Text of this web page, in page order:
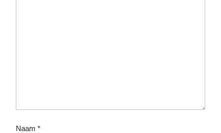
Naam *